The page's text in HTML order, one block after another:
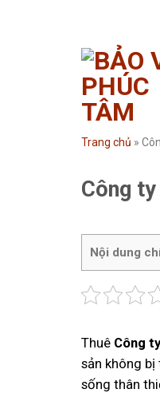
Trang chủ »
Công
Nội dung
Thuê Công
sản không
sống thân